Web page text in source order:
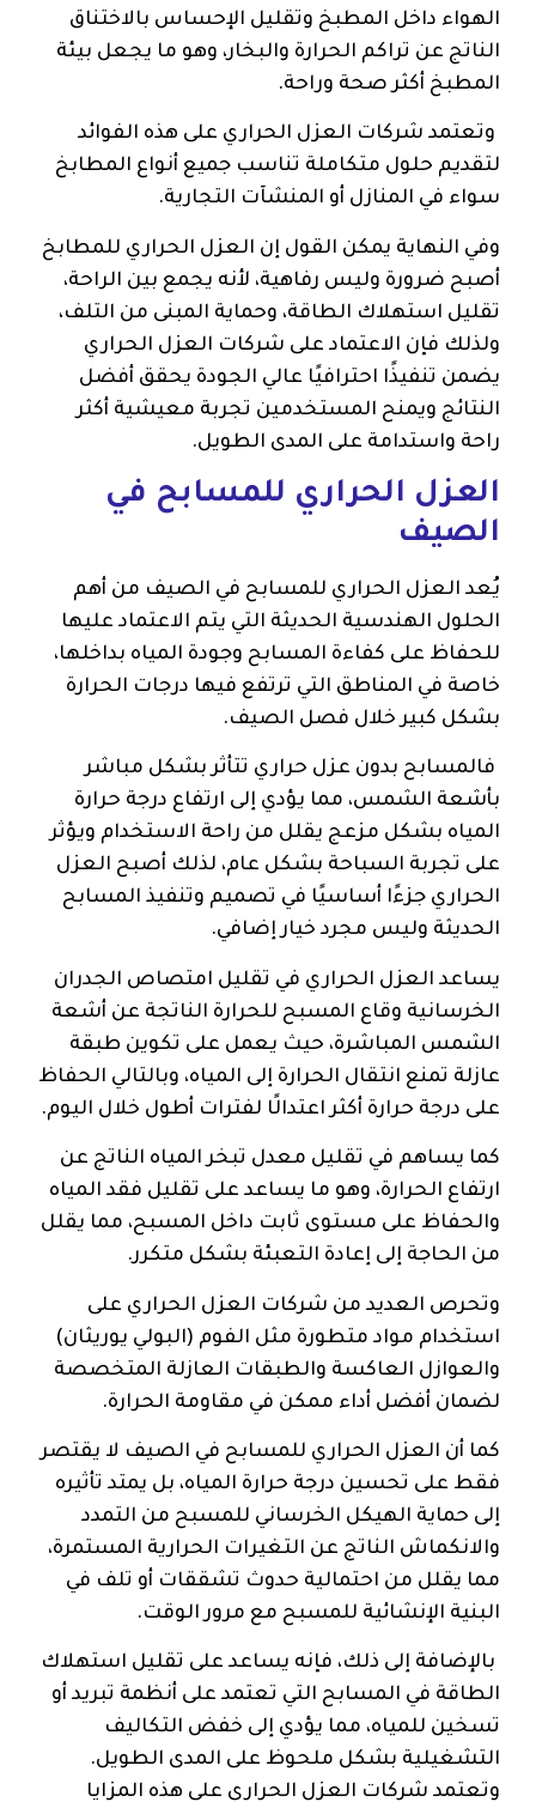
الهواء داخل المطبخ وتقليل الإحساس بالاختناق
الناتج عن تراكم الحرارة والبخار، وهو ما يجعل بيئة
المطبخ أكثر صحة وراحة.
وتعتمد شركات العزل الحراري على هذه الفوائد
لتقديم حلول متكاملة تناسب جميع أنواع المطابخ
سواء في المنازل أو المنشآت التجارية.
وفي النهاية يمكن القول إن العزل الحراري للمطابخ
أصبح ضرورة وليس رفاهية، لأنه يجمع بين الراحة،
تقليل استهلاك الطاقة، وحماية المبنى من التلف،
ولذلك فإن الاعتماد على شركات العزل الحراري
يضمن تنفيذًا احترافيًا عالي الجودة يحقق أفضل
النتائج ويمنح المستخدمين تجربة معيشية أكثر
راحة واستدامة على المدى الطويل.
العزل الحراري للمسابح في
الصيف
يُعد العزل الحراري للمسابح في الصيف من أهم
الحلول الهندسية الحديثة التي يتم الاعتماد عليها
للحفاظ على كفاءة المسابح وجودة المياه بداخلها،
خاصة في المناطق التي ترتفع فيها درجات الحرارة
بشكل كبير خلال فصل الصيف.
فالمسابح بدون عزل حراري تتأثر بشكل مباشر
بأشعة الشمس، مما يؤدي إلى ارتفاع درجة حرارة
المياه بشكل مزعج يقلل من راحة الاستخدام ويؤثر
على تجربة السباحة بشكل عام، لذلك أصبح العزل
الحراري جزءًا أساسيًا في تصميم وتنفيذ المسابح
الحديثة وليس مجرد خيار إضافي.
يساعد العزل الحراري في تقليل امتصاص الجدران
الخرسانية وقاع المسبح للحرارة الناتجة عن أشعة
الشمس المباشرة، حيث يعمل على تكوين طبقة
عازلة تمنع انتقال الحرارة إلى المياه، وبالتالي الحفاظ
على درجة حرارة أكثر اعتدالًا لفترات أطول خلال اليوم.
كما يساهم في تقليل معدل تبخر المياه الناتج عن
ارتفاع الحرارة، وهو ما يساعد على تقليل فقد المياه
والحفاظ على مستوى ثابت داخل المسبح، مما يقلل
من الحاجة إلى إعادة التعبئة بشكل متكرر.
وتحرص العديد من شركات العزل الحراري على
استخدام مواد متطورة مثل الفوم (البولي يوريثان)
والعوازل العاكسة والطبقات العازلة المتخصصة
لضمان أفضل أداء ممكن في مقاومة الحرارة.
كما أن العزل الحراري للمسابح في الصيف لا يقتصر
فقط على تحسين درجة حرارة المياه، بل يمتد تأثيره
إلى حماية الهيكل الخرساني للمسبح من التمدد
والانكماش الناتج عن التغيرات الحرارية المستمرة،
مما يقلل من احتمالية حدوث تشققات أو تلف في
البنية الإنشائية للمسبح مع مرور الوقت.
بالإضافة إلى ذلك، فإنه يساعد على تقليل استهلاك
الطاقة في المسابح التي تعتمد على أنظمة تبريد أو
تسخين للمياه، مما يؤدي إلى خفض التكاليف
التشغيلية بشكل ملحوظ على المدى الطويل.
وتعتمد شركات العزل الحراري على هذه المزايا